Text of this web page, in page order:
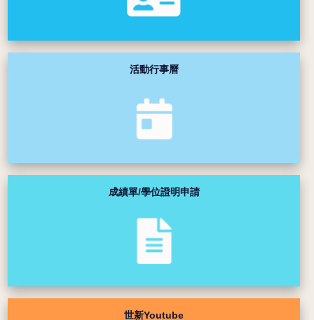
活動行事曆
成績單/學位證明申請
世新Youtube